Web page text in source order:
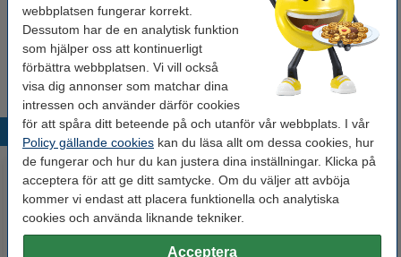
webbplatsen fungerar korrekt.
Dessutom har de en analytisk funktion
som hjälper oss att kontinuerligt
förbättra webbplatsen. Vi vill också
visa dig annonser som matchar dina
intressen och använder därför cookies
för att spåra ditt beteende på och utanför vår webbplats. I vår
Policy gällande cookies kan du läsa allt om dessa cookies, hur
de fungerar och hur du kan justera dina inställningar. Klicka på
acceptera för att ge ditt samtycke. Om du väljer att avböja
kommer vi endast att placera funktionella och analytiska
cookies och använda liknande tekniker.
Acceptera
Material:
Vårt artikelnr: 216783
Populära produkter